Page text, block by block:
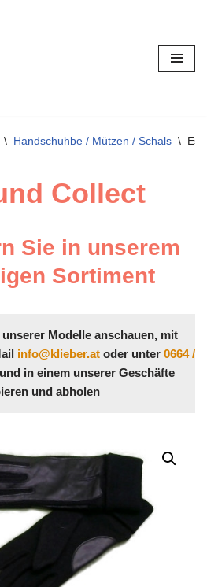
\ Handschuhbe / Mützen / Schals \
Collect
Sie in unserem
Sortiment
Modelle anschauen, mit
info@klieber.atoder unter 0664 /
in einem unserer Geschäfte
und abholen